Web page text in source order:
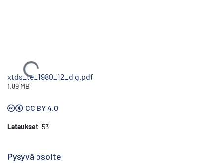
Ladataan...
xtds_te_1980_12_dig.pdf
1.89 MB
CC BY 4.0
Lataukset 53
Pysyvä osoite